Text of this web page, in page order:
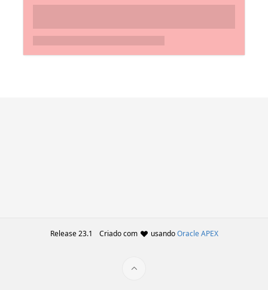
Release 23.1 Criado com usandoOracle APEX